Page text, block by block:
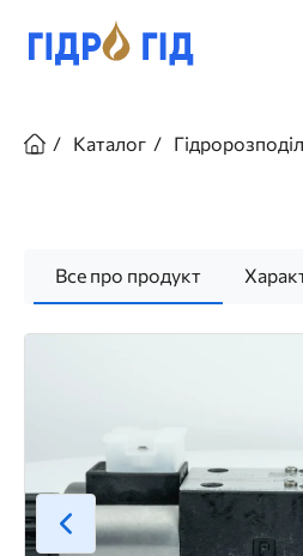
основного
навіґації
Каталог
Все про продукт